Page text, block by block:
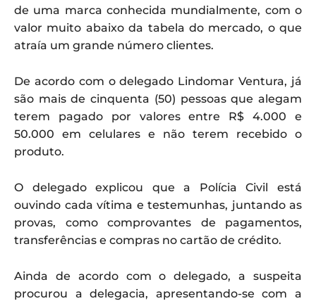
de uma marca conhecida mundialmente, com o
valor muito abaixo da tabela do mercado, o que
atraía um grande número clientes.
De acordo com o delegado Lindomar Ventura, já
são mais de cinquenta (50) pessoas que alegam
terem pagado por valores entre R$ 4.000 e
50.000 em celulares e não terem recebido o
produto.
O delegado explicou que a Polícia Civil está
ouvindo cada vítima e testemunhas, juntando as
provas, como comprovantes de pagamentos,
transferências e compras no cartão de crédito.
Ainda de acordo com o delegado, a suspeita
procurou a delegacia, apresentando-se com a